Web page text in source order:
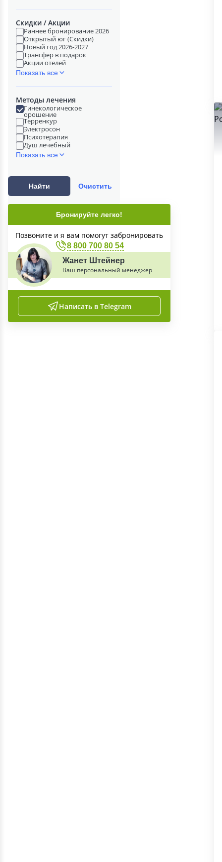
Скидки / Акции
Раннее бронирование 2026
Открытый юг (Скидки)
Новый год 2026-2027
Трансфер в подарок
Акции отелей
Показать все
Методы лечения
Гинекологическое
орошение
Терренкур
Электросон
Психотерапия
Душ лечебный
Показать все
Найти Очистить
Бронируйте легко!
Позвоните и я вам помогут забронировать
8 800 700 80 54
Жанет Штейнер
Ваш персональный менеджер
Написать в Telegram